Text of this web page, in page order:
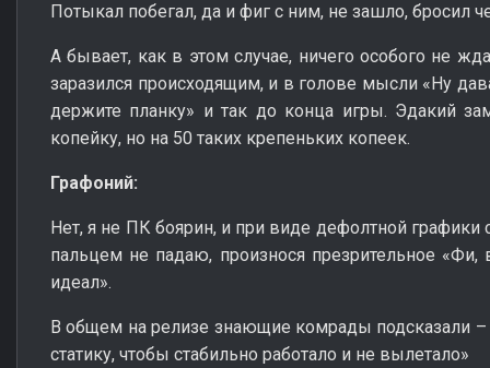
Потыкал побегал, да и фиг с ним, не зашло, бросил
А бывает, как в этом случае, ничего особого не
заразился происходящим, и в голове мысли «Ну
держите планку» и так до конца игры. Эдакий
копейку, но на 50 таких крепеньких копеек.
Графоний:
Нет, я не ПК боярин, и при виде дефолтной
пальцем не падаю, произнося презрительное
идеал».
В общем на релизе знающие комрады подсказали
статику, чтобы стабильно работало и не вылетало»